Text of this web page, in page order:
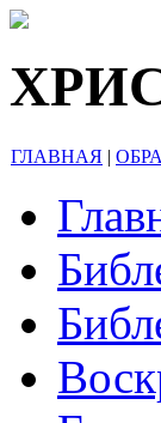
ГЛАВНАЯ |